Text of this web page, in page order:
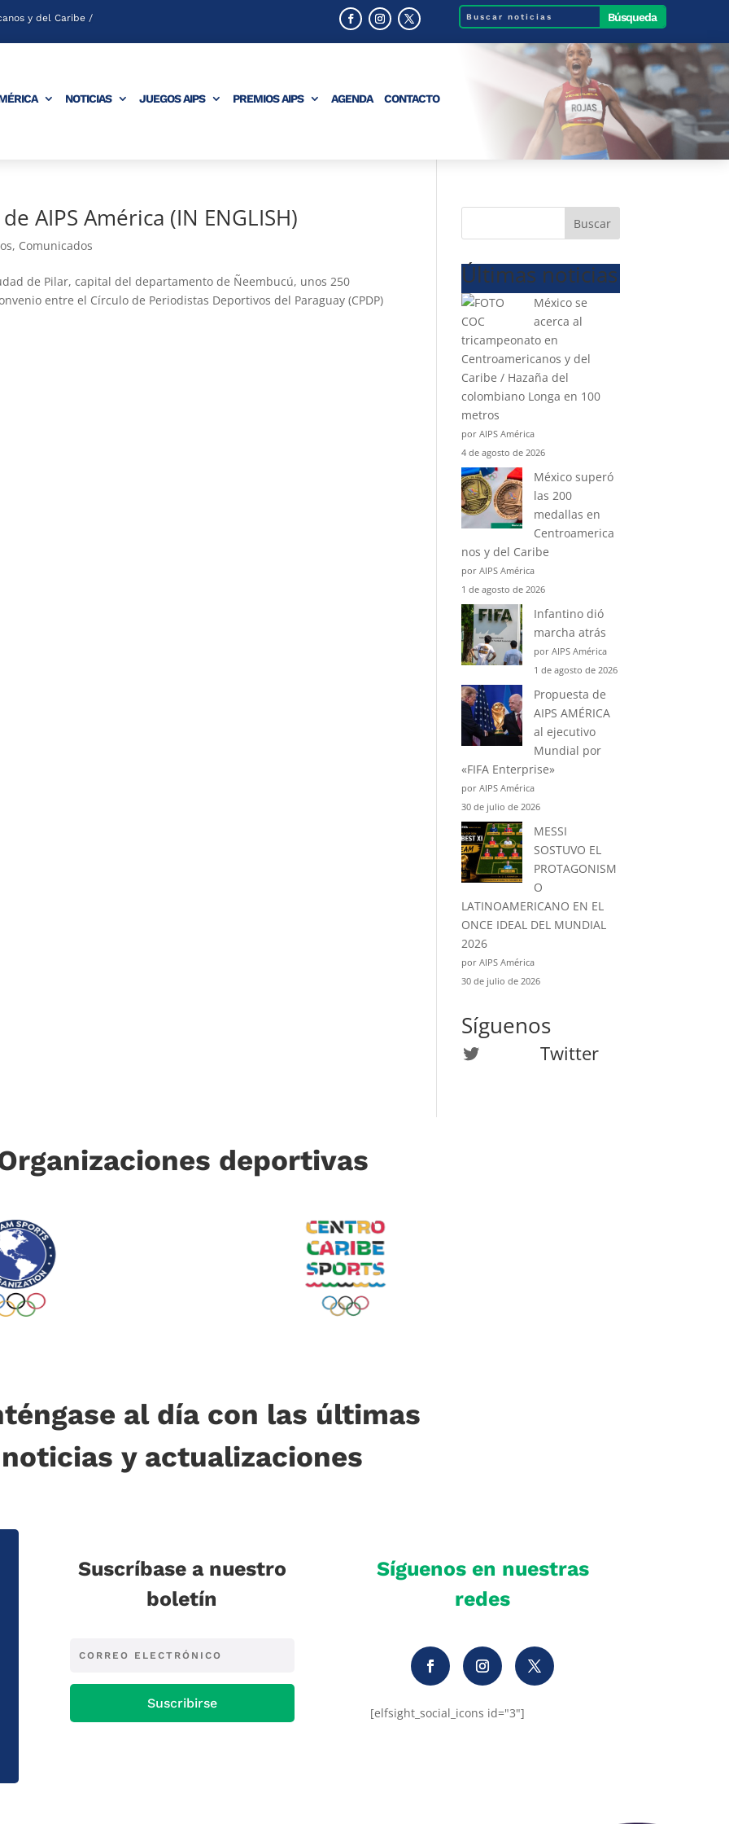
y del Caribe /
NOTICIAS JUEGOS AIPS PREMIOS AIPS AGENDA CONTACTO
AIPS América (IN ENGLISH)
, Comunicados
de Pilar, capital del departamento de Ñeembucú, unos 250
entre el Círculo de Periodistas Deportivos del Paraguay (CPDP)
Buscar
Últimas noticias
México se
acerca al
tricampeonato en
Centroamericanos y del
Caribe / Hazaña del
colombiano Longa en 100
metros
por AIPS América
4 de agosto de 2026
México superó
las 200
medallas en
Centroamerica
nos y del Caribe
por AIPS América
1 de agosto de 2026
Infantino dió
marcha atrás
por AIPS América
1 de agosto de 2026
Propuesta de
AIPS AMÉRICA
al ejecutivo
Mundial por
«FIFA Enterprise»
por AIPS América
30 de julio de 2026
MESSI
SOSTUVO EL
PROTAGONISM
O
LATINOAMERICANO EN EL
ONCE IDEAL DEL MUNDIAL
2026
por AIPS América
30 de julio de 2026
Síguenos
Twitter Twitter
deportivas
al día con las últimas
noticias y actualizaciones
Suscríbase a nuestro
boletín
Suscribirse
Síguenos en nuestras
redes
[elfsight_social_icons id="3"]